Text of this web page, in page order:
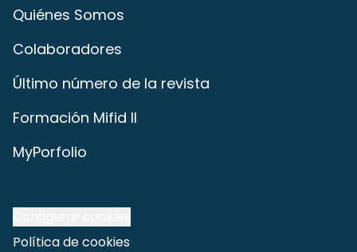
Quiénes Somos
Colaboradores
Último número de la revista
Formación Mifid II
MyPorfolio
Política de cookies